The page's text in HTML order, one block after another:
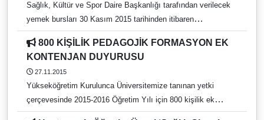
Sağlık, Kültür ve Spor Daire Başkanlığı tarafından verilecek
yemek bursları 30 Kasım 2015 tarihinden itibaren
başlayacaktır.
KONTENJAN DUYURUSU
27.11.2015
Yükseköğretim Kurulunca Üniversitemize tanınan yetki
çerçevesinde 2015-2016 Öğretim Yılı için 800 kişilik ek
kontenjan ayrılması uygun bulunmuştur. 800 kişilik